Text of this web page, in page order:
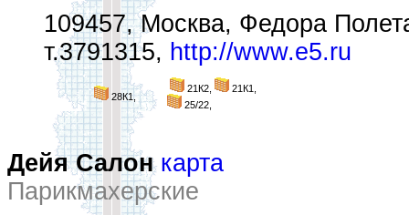
109457, Москва, Федора
т.3791315, http://www.e5.ru
28К1,
21К2,
21К1,
25/22,
Дейя Салон карта
Парикмахерские